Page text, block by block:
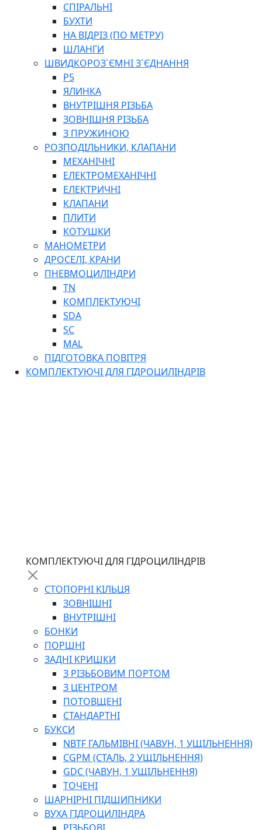
СПІРАЛЬНІ
БУХТИ
НА ВІДРІЗ (ПО МЕТРУ)
ШЛАНГИ
ШВИДКОРОЗ`ЄМНІ З`ЄДНАННЯ
P5
ЯЛИНКА
ВНУТРІШНЯ РІЗЬБА
ЗОВНІШНЯ РІЗЬБА
З ПРУЖИНОЮ
РОЗПОДІЛЬНИКИ, КЛАПАНИ
МЕХАНІЧНІ
ЕЛЕКТРОМЕХАНІЧНІ
ЕЛЕКТРИЧНІ
КЛАПАНИ
ПЛИТИ
КОТУШКИ
МАНОМЕТРИ
ДРОСЕЛІ, КРАНИ
ПНЕВМОЦИЛІНДРИ
TN
КОМПЛЕКТУЮЧІ
SDA
SC
MAL
ПІДГОТОВКА ПОВІТРЯ
КОМПЛЕКТУЮЧІ ДЛЯ ГІДРОЦИЛІНДРІВ
КОМПЛЕКТУЮЧІ ДЛЯ ГІДРОЦИЛІНДРІВ
СТОПОРНІ КІЛЬЦЯ
ЗОВНІШНІ
ВНУТРІШНІ
БОНКИ
ПОРШНІ
ЗАДНІ КРИШКИ
З РІЗЬБОВИМ ПОРТОМ
З ЦЕНТРОМ
ПОТОВЩЕНІ
СТАНДАРТНІ
БУКСИ
NBTF ГАЛЬМІВНІ (ЧАВУН, 1 УЩІЛЬНЕННЯ)
CGPM (СТАЛЬ, 2 УЩІЛЬНЕННЯ)
GDC (ЧАВУН, 1 УЩІЛЬНЕННЯ)
ТОЧЕНІ
ШАРНІРНІ ПІДШИПНИКИ
ВУХА ГІДРОЦИЛІНДРА